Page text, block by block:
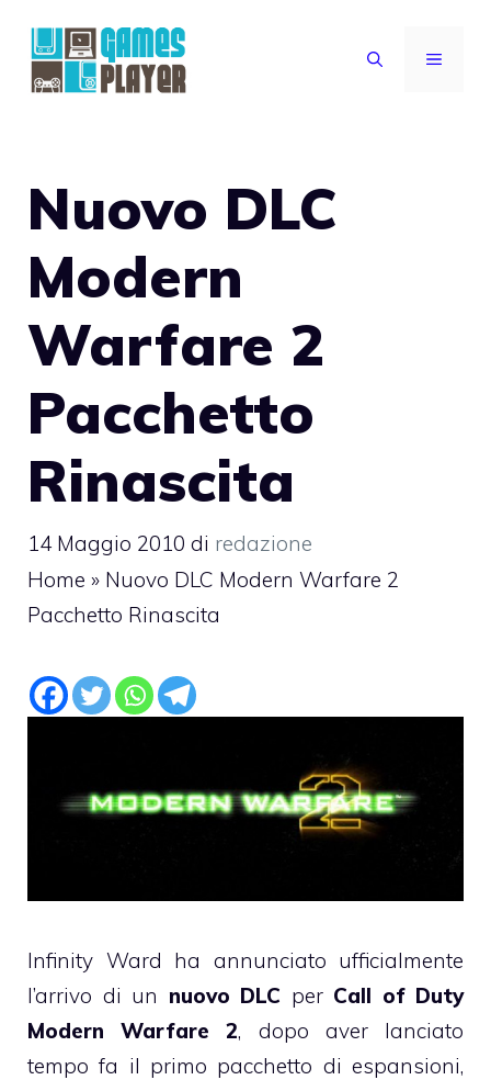
contenuto
MENU
Nuovo DLC
Modern
Warfare 2
Pacchetto
Rinascita
14 Maggio 2010 di redazione
Home » Nuovo DLC Modern Warfare 2
Pacchetto Rinascita
Infinity Ward ha annunciato ufficialmente
l’arrivo di un nuovo DLC per Call of Duty
Modern Warfare 2, dopo aver lanciato
tempo fa il primo pacchetto di espansioni,